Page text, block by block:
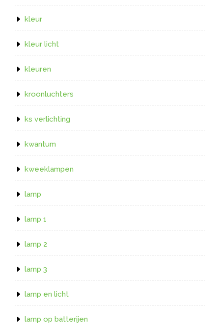
kleur
kleur licht
kleuren
kroonluchters
ks verlichting
kwantum
kweeklampen
lamp
lamp 1
lamp 2
lamp 3
lamp en licht
lamp op batterijen